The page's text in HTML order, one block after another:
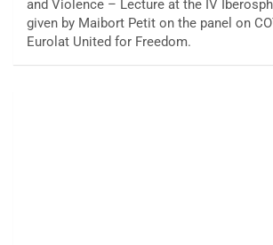
and Violence – Lecture at the IV
given by Maibort Petit on the panel on
Eurolat United for Freedom.